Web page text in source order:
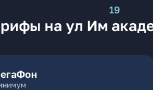
19
на ул Им